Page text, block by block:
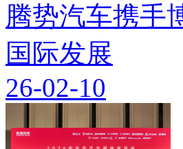
腾势汽车携手
国际发展
26-02-10